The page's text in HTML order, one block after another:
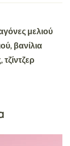
μελιού
βανίλια